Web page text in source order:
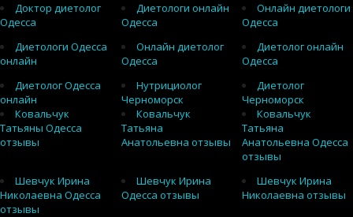
Доктор диетолог
Одесса
Диетологи онлайн
Одесса
Онлайн диетологи
Одесса
Диетологи Одесса
онлайн
Онлайн диетолог
Одесса
Диетолог онлайн
Одесса
Диетолог Одесса
онлайн
Нутрициолог
Черноморск
Диетолог
Черноморск
Ковальчук
Татьяны Одесса
отзывы
Ковальчук
Татьяна
Анатольевна отзывы
Ковальчук
Татьяна
Анатольевна Одесса
отзывы
Шевчук Ирина
Николаевна Одесса
отзывы
Шевчук Ирина
Одесса отзывы
Шевчук Ирина
Николаевна отзывы